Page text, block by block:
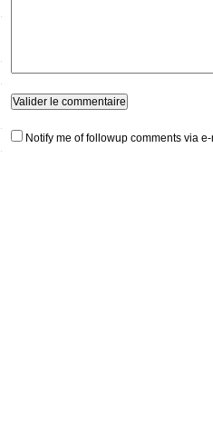
Notify me of followup comments via